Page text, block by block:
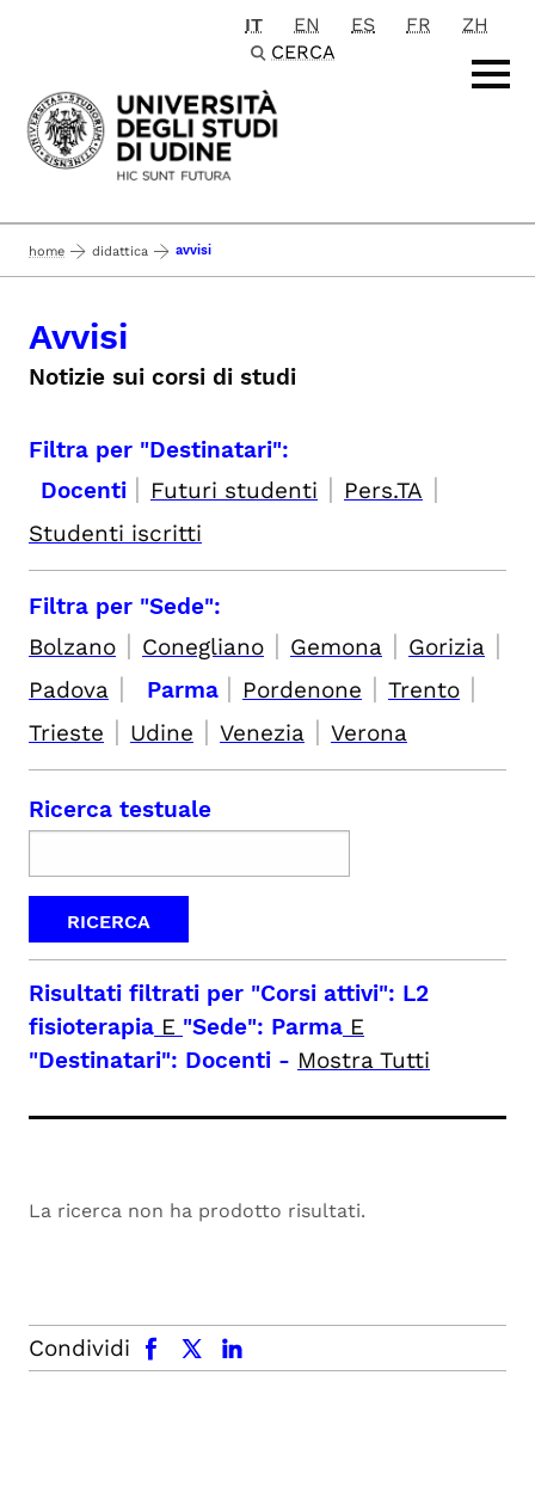
Passa al contenuto principale
IT EN ES FR
ZH
CERCA
home didattica avvisi
Avvisi
Notizie sui corsi di studi
Filtra per "Destinatari":
Docenti | Futuri studenti | Pers.TA |
Studenti iscritti
Filtra per "Sede":
Bolzano | Conegliano | Gemona | Gorizia |
Padova | Parma | Pordenone | Trento |
Trieste | Udine | Venezia | Verona
Ricerca testuale
Risultati filtrati per "Corsi attivi": L2
fisioterapia E "Sede": Parma E
"Destinatari": Docenti - Mostra Tutti
La ricerca non ha prodotto risultati.
Condividi
facebook x.com linkedin